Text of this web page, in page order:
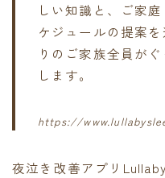
しい知識と、ご家
ケジュールの提案
りのご家族全員が
します。
https://
夜泣き改善アプリ